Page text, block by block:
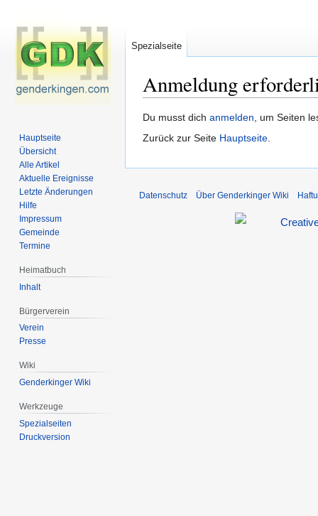
Anmeldung
Zur
Navigation
Zur
Suche
Du musst dich anmelden, um Seiten
Zurück zur Seite Hauptseite.
Spezialseite
Hauptseite
Übersicht
Alle Artikel
Aktuelle Ereignisse
Letzte Änderungen
Hilfe
Impressum
Gemeinde
Termine
Heimatbuch
Inhalt
Bürgerverein
Verein
Presse
Wiki
Genderkinger Wiki
Werkzeuge
Spezialseiten
Druckversion
Datenschutz Über Genderkinger Wiki